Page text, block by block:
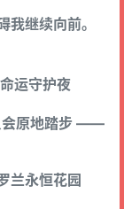
继续向前。
运守护夜
会原地踏步 ——
兰永恒花园